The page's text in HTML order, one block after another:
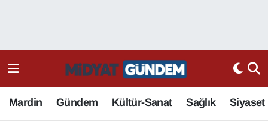
Mardin Gündem Kültür-Sanat Sağlık Siyaset